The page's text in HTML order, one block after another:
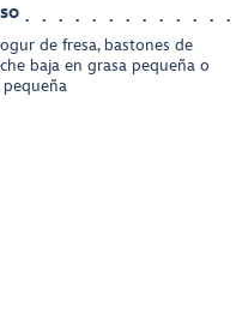
de fresa, bastones de
baja en grasa pequeña o